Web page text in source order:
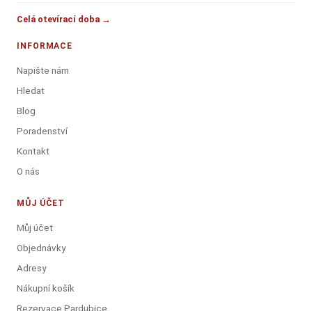
Celá otevírací doba →
INFORMACE
Napište nám
Hledat
Blog
Poradenství
Kontakt
O nás
MŮJ ÚČET
Můj účet
Objednávky
Adresy
Nákupní košík
Rezervace Pardubice